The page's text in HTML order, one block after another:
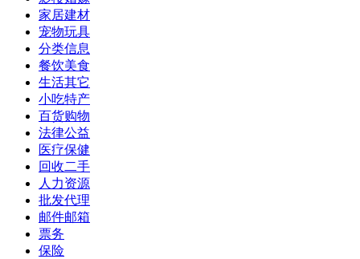
家居建材
宠物玩具
分类信息
餐饮美食
生活其它
小吃特产
百货购物
法律公益
医疗保健
回收二手
人力资源
批发代理
邮件邮箱
票务
保险